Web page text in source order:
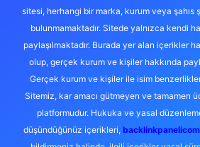
sitesi, herhangi bir marka, kurum veya şahıs
bulunmamaktadır. Sitede yalnızca kendi
paylaşılmaktadır. Burada yer alan içerikler
olup, gerçek kurum ve kişiler hakkında
Gerçek kurum ve kişiler ile isim
Sitemiz, kar amacı gütmeyen ve tamamen
platformudur. Hukuka ve yasal
düşündüğünüz içerikleri,